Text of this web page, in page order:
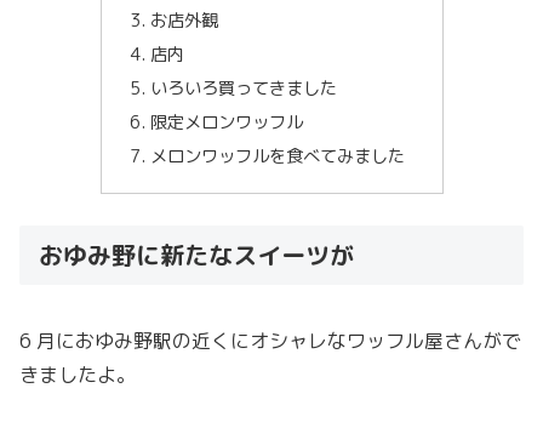
お店外観
店内
いろいろ買ってきました
限定メロンワッフル
メロンワッフルを食べてみました
おゆみ野に新たなスイーツが
6 月におゆみ野駅の近くにオシャレなワッフル屋さんがで
きましたよ。